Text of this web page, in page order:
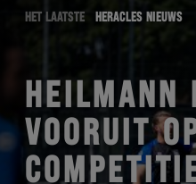
HET LAATSTE HERACLES NIEUWS
HEILMANN
VOORUIT